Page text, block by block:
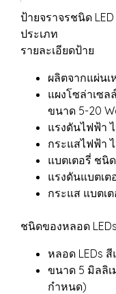
ป้ายจราจรชนิด
ประเภท
รายละเอียดป้าย
ผลิตจากแผ่น
แผงโซล่าเซล
ขนาด 5-20
แรงดันไฟฟ้า
กระแสไฟฟ้า
แบตเตอรี่ ชนิ
แรงดันแบตเต
กระแส แบตเ
ชนิดของหลอด LEDs
หลอด LEDs สี
ขนาด 5 มิลลิ
กำหนด)